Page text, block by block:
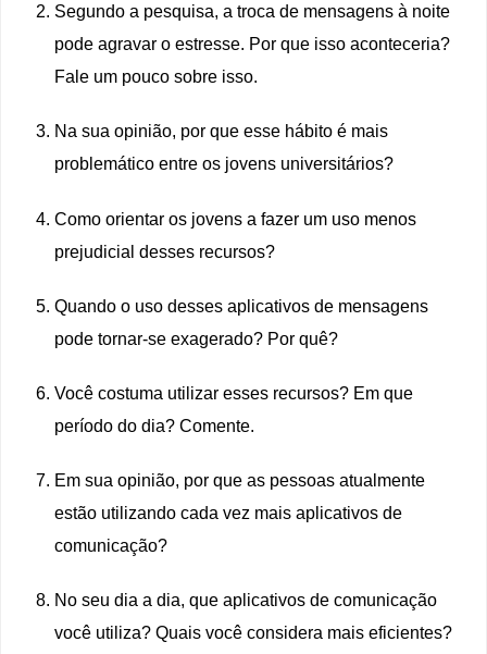
Segundo a pesquisa, a troca de mensagens à noite
pode agravar o estresse. Por que isso aconteceria?
Fale um pouco sobre isso.
Na sua opinião, por que esse hábito é mais
problemático entre os jovens universitários?
Como orientar os jovens a fazer um uso menos
prejudicial desses recursos?
Quando o uso desses aplicativos de mensagens
pode tornar-se exagerado? Por quê?
Você costuma utilizar esses recursos? Em que
período do dia? Comente.
Em sua opinião, por que as pessoas atualmente
estão utilizando cada vez mais aplicativos de
comunicação?
No seu dia a dia, que aplicativos de comunicação
você utiliza? Quais você considera mais eficientes?